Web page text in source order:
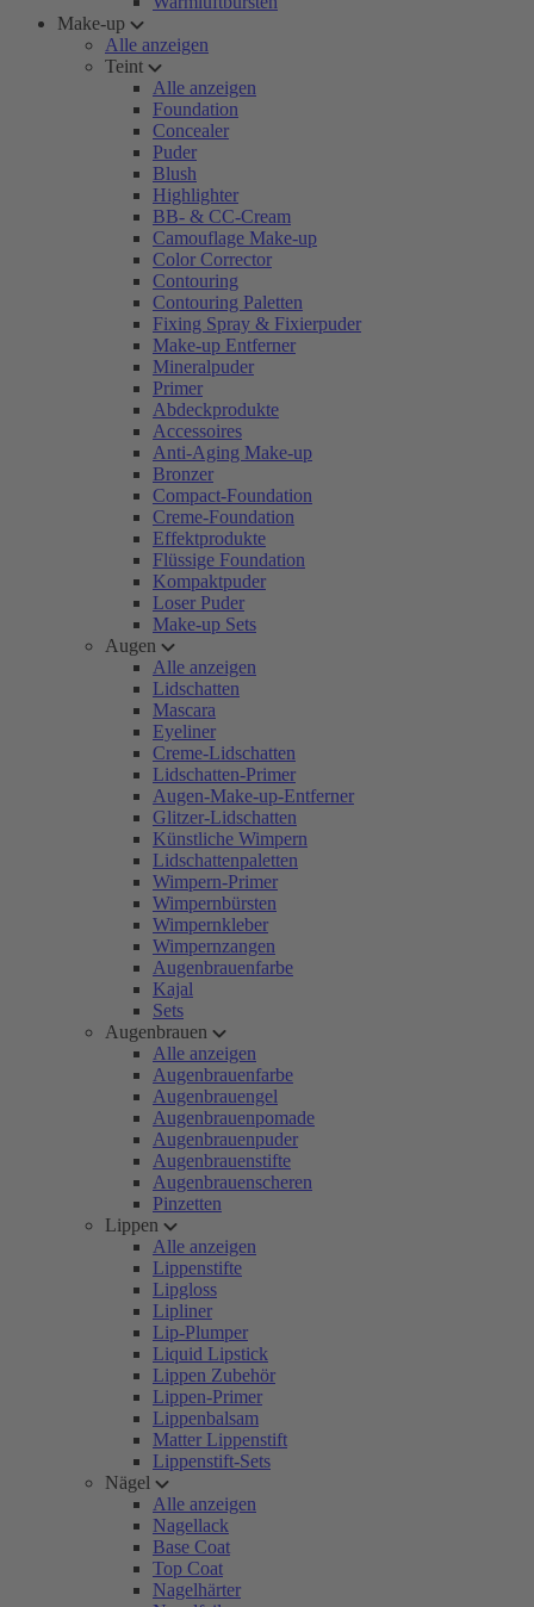
Make-up
Alle anzeigen
Teint
Alle anzeigen
Foundation
Concealer
Puder
Blush
Highlighter
BB- & CC-Cream
Camouflage Make-up
Color Corrector
Contouring
Contouring Paletten
Fixing Spray & Fixierpuder
Make-up Entferner
Mineralpuder
Primer
Abdeckprodukte
Accessoires
Anti-Aging Make-up
Bronzer
Compact-Foundation
Creme-Foundation
Effektprodukte
Flüssige Foundation
Kompaktpuder
Loser Puder
Make-up Sets
Augen
Alle anzeigen
Lidschatten
Mascara
Eyeliner
Creme-Lidschatten
Lidschatten-Primer
Augen-Make-up-Entferner
Glitzer-Lidschatten
Künstliche Wimpern
Lidschattenpaletten
Wimpern-Primer
Wimpernbürsten
Wimpernkleber
Wimpernzangen
Augenbrauenfarbe
Kajal
Sets
Augenbrauen
Alle anzeigen
Augenbrauenfarbe
Augenbrauengel
Augenbrauenpomade
Augenbrauenpuder
Augenbrauenstifte
Augenbrauenscheren
Pinzetten
Lippen
Alle anzeigen
Lippenstifte
Lipgloss
Lipliner
Lip-Plumper
Liquid Lipstick
Lippen Zubehör
Lippen-Primer
Lippenbalsam
Matter Lippenstift
Lippenstift-Sets
Nägel
Alle anzeigen
Nagellack
Base Coat
Top Coat
Nagelhärter